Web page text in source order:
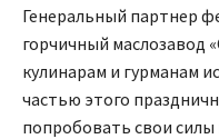
Генеральный партнер
горчичный маслозавод
кулинарам и гурманам
частью этого
попробовать свои силы